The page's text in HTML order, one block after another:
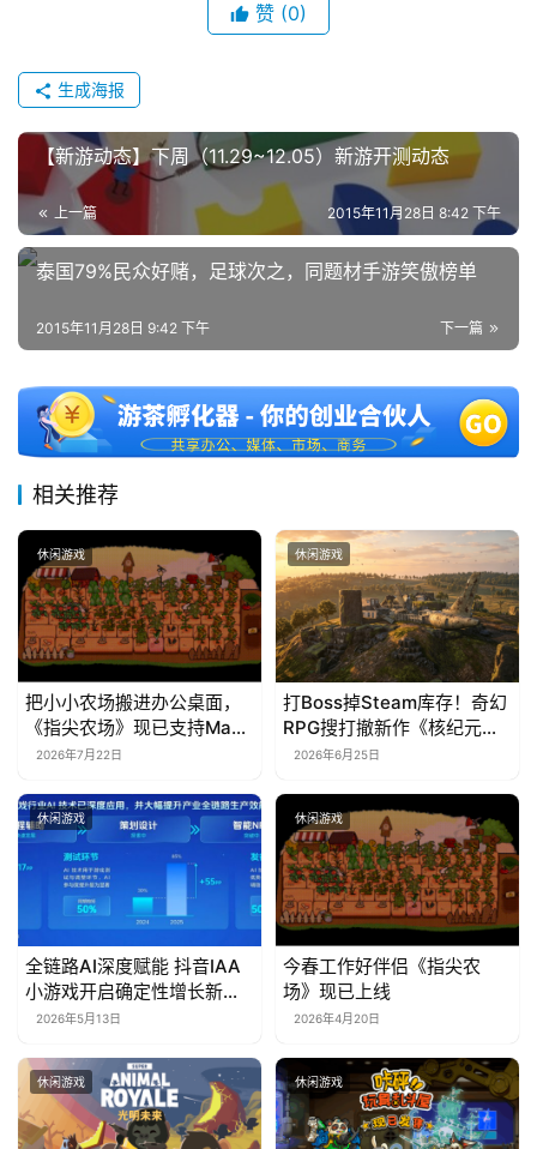
赞 (0)
生成海报
【新游动态】下周（11.29~12.05）新游开测动态
上一篇 2015年11月28日 8:42 下午
泰国79%民众好赌，足球次之，同题材手游笑傲榜单
下一篇
2015年11月28日 9:42 下午
相关推荐
休闲游戏
把小小农场搬进办公桌面，
《指尖农场》现已支持Mac
系统！
2026年7月22日
休闲游戏
打Boss掉Steam库存！奇幻
RPG搜打撤新作《核纪元》
正式上线Steam：武器属性
2026年6月25日
休闲游戏
全链路AI深度赋能 抖音IAA
小游戏开启确定性增长新周
期2026年5月13日
休闲游戏
今春工作好伴侣《指尖农
场》现已上线
2026年4月20日
休闲游戏 休闲游戏